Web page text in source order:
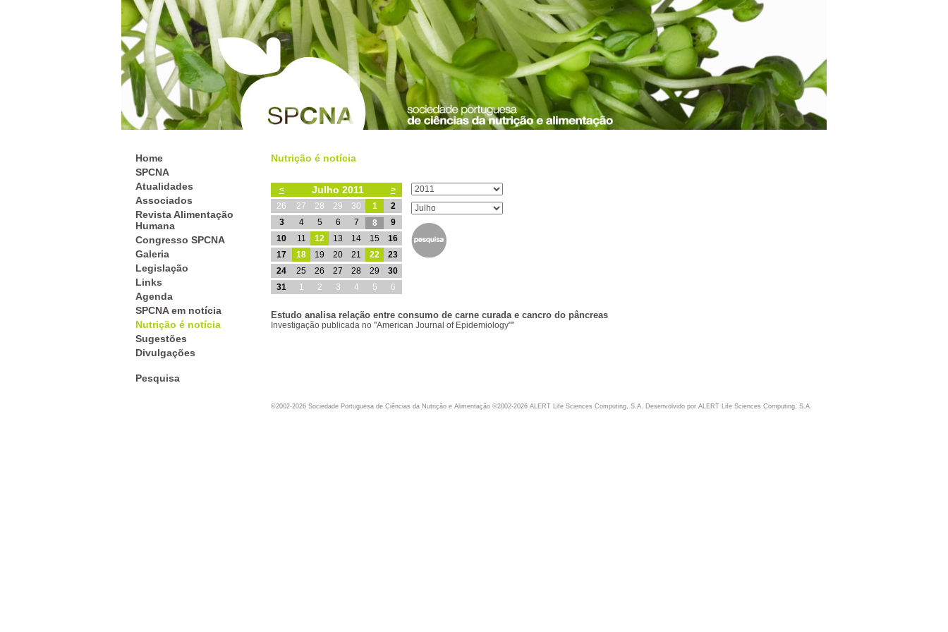
Home
SPCNA
Atualidades
Associados
Revista Alimentação
Humana
Congresso SPCNA
Galeria
Legislação
Links
Agenda
SPCNA em notícia
Nutrição é notícia
Sugestões
Divulgações
Pesquisa
Nutrição é notícia
< Julho 2011
>
26
27 28 29 30 1
2
3
4 5 6 7 8
9
10
11 12 13 14 15
16
17
18 19 20 21 22
23
24
25 26 27 28 29
30
31
1 2 3 4 5 6
Estudo analisa relação entre consumo de carne curada e cancro do pâncreas
Investigação publicada no "American Journal of Epidemiology""
©2002-2026 Sociedade Portuguesa de Ciências da Nutrição e Alimentação ©2002-2026 ALERT Life Sciences Computing, S.A. Desenvolvido por ALERT Life Sciences Computing, S.A.